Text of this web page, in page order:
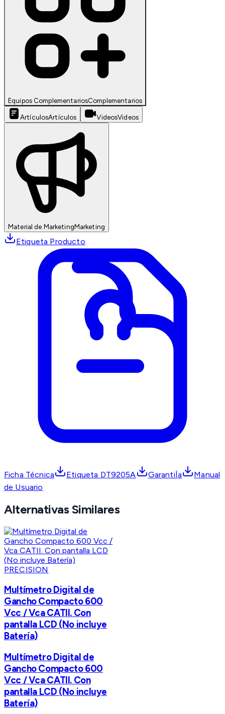
Equipos ComplementariosComplementarios
ArtículosArtículos VideosVideos
Material de MarketingMarketing
Etiqueta Producto
Ficha Técnica Etiqueta DT9205A GarantiÌa
Manual
de Usuario
Alternativas Similares
PRECISION
Multímetro Digital de
Gancho Compacto 600
Vcc / Vca CATII. Con
pantalla LCD (No incluye
Batería)
Multímetro Digital de
Gancho Compacto 600
Vcc / Vca CATII. Con
pantalla LCD (No incluye
Batería)